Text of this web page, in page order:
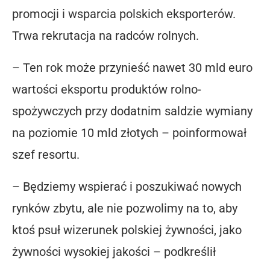
promocji i wsparcia polskich eksporterów.
Trwa rekrutacja na radców rolnych.
– Ten rok może przynieść nawet 30 mld euro
wartości eksportu produktów rolno-
spożywczych przy dodatnim saldzie wymiany
na poziomie 10 mld złotych – poinformował
szef resortu.
– Będziemy wspierać i poszukiwać nowych
rynków zbytu, ale nie pozwolimy na to, aby
ktoś psuł wizerunek polskiej żywności, jako
żywności wysokiej jakości – podkreślił